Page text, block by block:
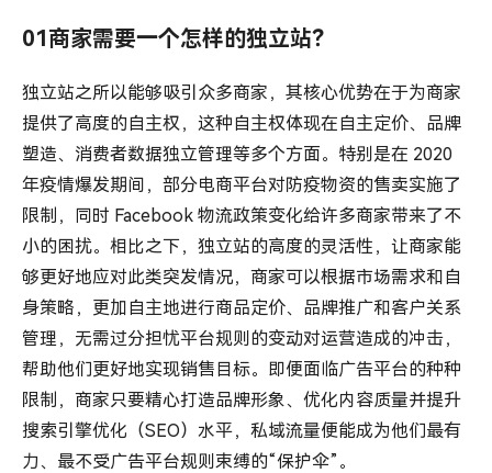
01商家需要一个怎样的独立站？
独立站之所以能够吸引众多商家，其核心优势在于为商家
提供了高度的自主权，这种自主权体现在自主定价、品牌
塑造、消费者数据独立管理等多个方面。特别是在 2020
年疫情爆发期间，部分电商平台对防疫物资的售卖实施了
限制，同时 Facebook 物流政策变化给许多商家带来了不
小的困扰。相比之下，独立站的高度的灵活性，让商家能
够更好地应对此类突发情况，商家可以根据市场需求和自
身策略，更加自主地进行商品定价、品牌推广和客户关系
管理，无需过分担忧平台规则的变动对运营造成的冲击，
帮助他们更好地实现销售目标。即便面临广告平台的种种
限制，商家只要精心打造品牌形象、优化内容质量并提升
搜索引擎优化（SEO）水平，私域流量便能成为他们最有
力、最不受广告平台规则束缚的“保护伞”。